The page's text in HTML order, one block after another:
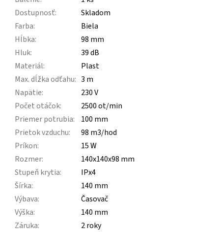
Dostupnosť:
Skladom
Farba:
Biela
Hĺbka:
98 mm
Hluk:
39 dB
Materiál:
Plast
Max. dĺžka odťahu: 3 m
Napätie:
230 V
Počet otáčok:
2500 ot/min
Priemer potrubia:
100 mm
Prietok vzduchu:
98 m3/hod
Príkon:
15 W
Rozmer:
140x140x98 mm
Stupeň krytia:
IPx4
Šírka:
140 mm
Výbava:
Časovač
Výška:
140 mm
Záruka: 2 roky